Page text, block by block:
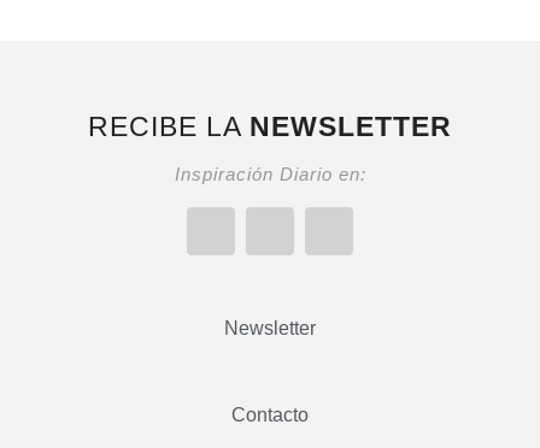
RECIBE LA NEWSLETTER
Inspiración Diario en:
Newsletter
Contacto